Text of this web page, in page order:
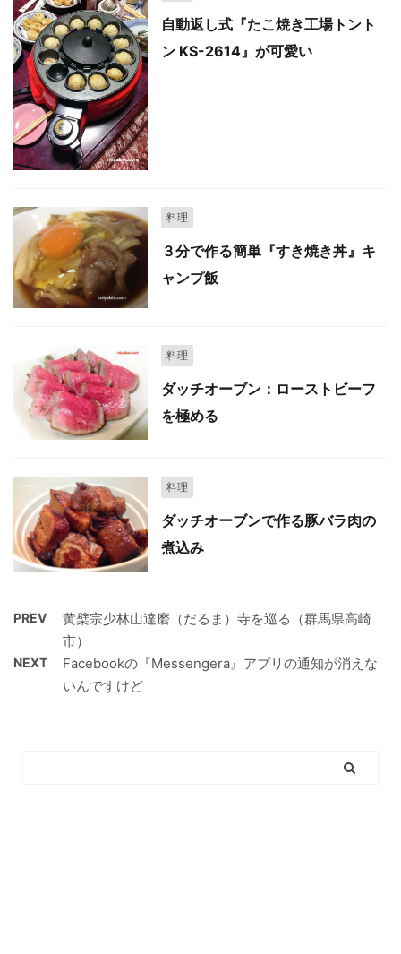
自動返し式『たこ焼き工場トント
ン KS-2614』が可愛い
料理
３分で作る簡単『すき焼き丼』キ
ャンプ飯
料理
ダッチオーブン：ローストビーフ
を極める
料理
ダッチオーブンで作る豚バラ肉の
煮込み
PREV
黄檗宗少林山達磨（だるま）寺を巡る（群馬県高崎
市）
NEXT
Facebookの『Messengera』アプリの通知が消えな
いんですけど